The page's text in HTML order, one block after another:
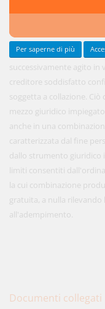
successivamente agito in
creditore soddisfatto
soggetta a collazione.
mezzo giuridico
anche in una
caratterizzata dal fine
dallo strumento giuridico
limiti consentiti
la cui combinazione
gratuita, a nulla rilevando
all'adempimento.
Documenti collegati
Per saperne di più